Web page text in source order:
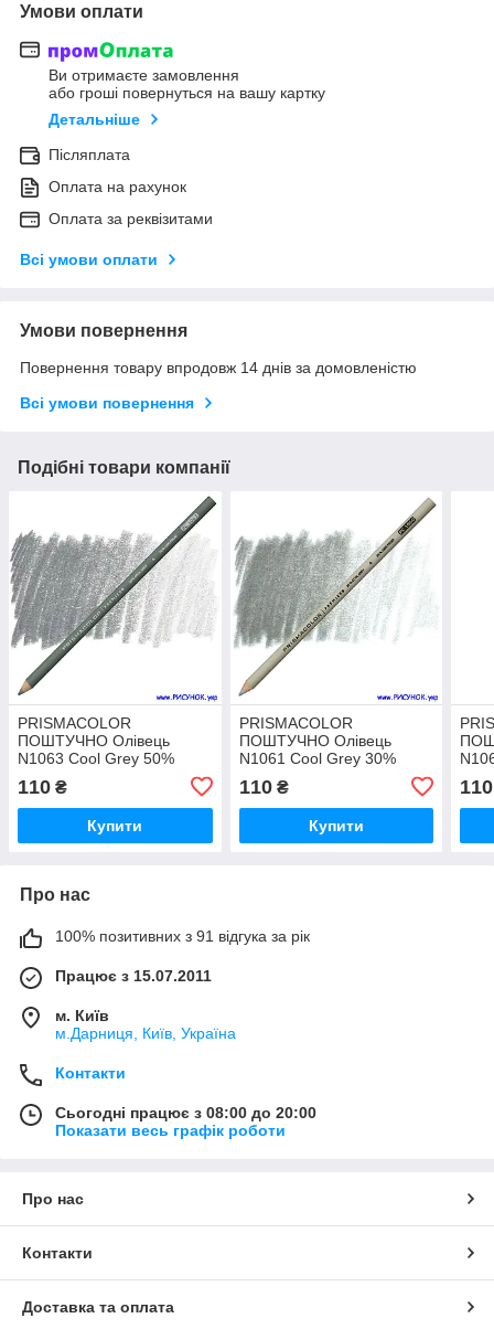
Умови оплати
Ви отримаєте замовлення
або гроші повернуться на вашу картку
Детальніше
Післяплата
Оплата на рахунок
Оплата за реквізитами
Всі умови оплати
Умови повернення
Повернення товару впродовж 14 днів за домовленістю
Всі умови повернення
Подібні товари компанії
PRISMACOLOR
ПОШТУЧНО Олівець
N1063 Cool Grey 50%
110 ₴
Купити
PRISMACOLOR
ПОШТУЧНО Олівець
N1061 Cool Grey 30%
110₴
Купити
110
Про нас
100% позитивних з 91 відгука за рік
Працює з 15.07.2011
м. Київ
м.Дарниця, Київ, Україна
Контакти
Сьогодні працює з 08:00 до 20:00
Показати весь графік роботи
Про нас
Контакти
Доставка та оплата